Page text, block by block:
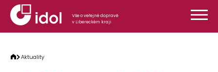
Přeskočit na obsah
Vše o veřejné dopravě
v Libereckém kraji
Aktuality